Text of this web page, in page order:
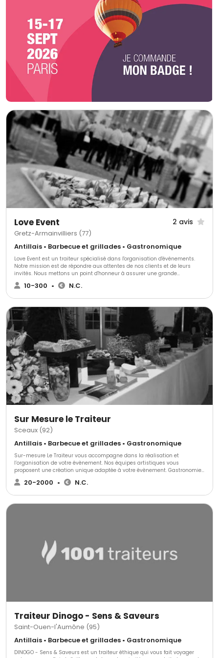
Love Event 2 avis
Gretz-Armainvilliers (77)
Antillais • Barbecue et grillades • Gastronomique
Love Event est un traiteur spécialisé dans l'organisation d'événements.
Notre mission est de répondre aux attentes de nos clients et de leurs
invités. Nous mettons un point d'honneur à assurer une grande
convivialité et à offrir un service de qualité. Vous pouvez nous faire
confiance pour réaliser vos souhaits et satisfaire les plus fins gourmets.
10-300 • N.C.
Sur Mesure le Traiteur
Sceaux (92)
Antillais • Barbecue et grillades • Gastronomique
Sur-mesure Le Traiteur vous accompagne dans la réalisation et
l’organisation de votre évènement. Nos équipes artistiques vous
proposent une création unique adaptée à votre évènement. Gastronomie,
sommellerie, scénographie, décoration florale, art de la table… tout est
pensé avec précision. Une formule personnalisée peut vous être proposée
20-2000 • N.C.
Traiteur Dinogo - Sens & Saveurs
Saint-Ouen-l'Aumône (95)
Antillais • Barbecue et grillades • Gastronomique
DINOGO - Sens & Saveurs est un traiteur éthique qui vous fait voyager